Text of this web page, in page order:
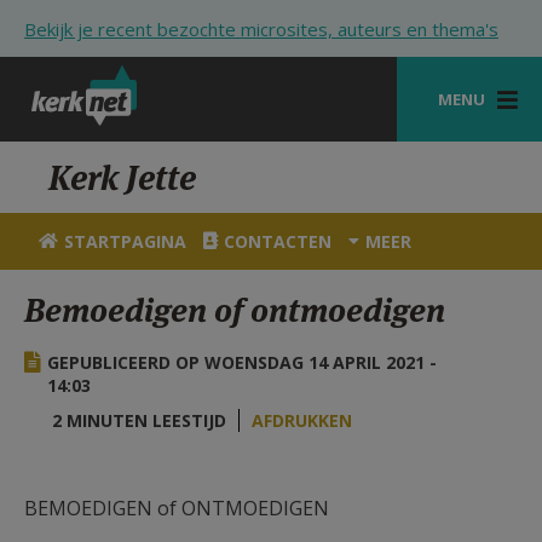
Bekijk je recent bezochte microsites, auteurs en thema's
MENU
STARTPAGINA
KERK
VIERINGEN
SHOP
ZOEKEN
HULP
MIJN PAROCHIE
Kerk Jette
STARTPAGINA CONTACTEN MEER
Bemoedigen of ontmoedigen
GEPUBLICEERD OP WOENSDAG 14 APRIL 2021 -
14:03
2 MINUTEN LEESTIJD
AFDRUKKEN
BEMOEDIGEN of ONTMOEDIGEN